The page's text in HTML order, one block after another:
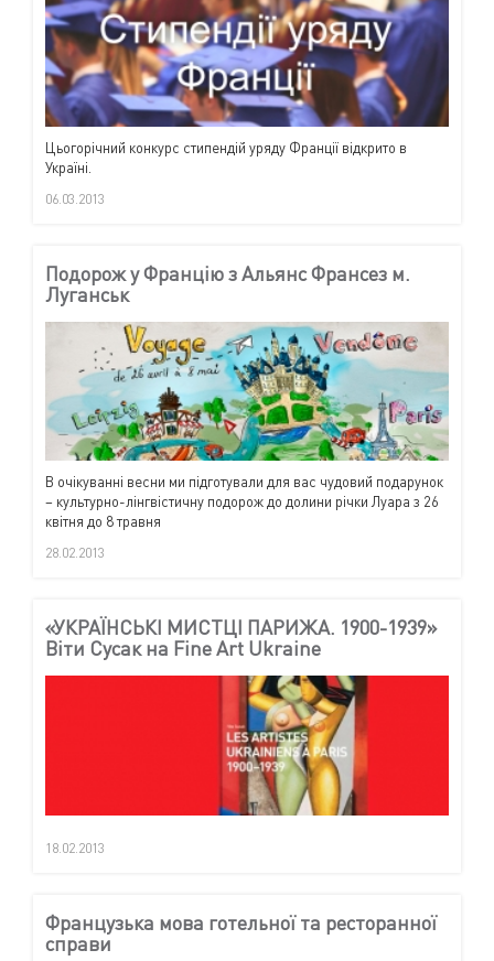
Цьогорічний конкурс стипендій уряду Франції відкрито в
Україні.
06.03.2013
Подорож у Францію з Альянс Франсез м.
Луганськ
В очікуванні весни ми підготували для вас чудовий подарунок
– культурно-лінгвістичну подорож до долини річки Луара з 26
квітня до 8 травня
28.02.2013
«УКРАЇНСЬКІ МИСТЦІ ПАРИЖА. 1900-1939»
Віти Сусак на Fine Art Ukraine
18.02.2013
Французька мова готельної та ресторанної
справи